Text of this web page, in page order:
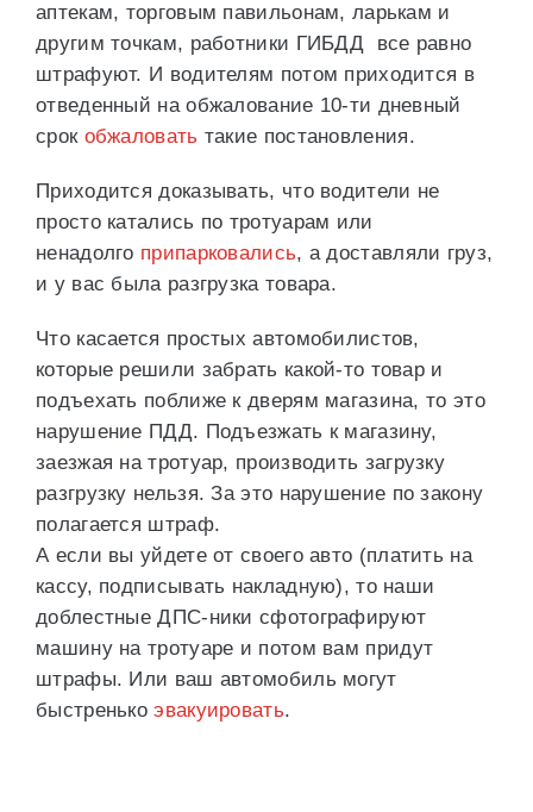
аптекам, торговым павильонам, ларькам и
другим точкам, работники ГИБДД все равно
штрафуют. И водителям потом приходится в
отведенный на обжалование 10-ти дневный
срок обжаловать такие постановления.
Приходится доказывать, что водители не
просто катались по тротуарам или
ненадолго припарковались, а доставляли груз,
и у вас была разгрузка товара.
Что касается простых автомобилистов,
которые решили забрать какой-то товар и
подъехать поближе к дверям магазина, то это
нарушение ПДД. Подъезжать к магазину,
заезжая на тротуар, производить загрузку
разгрузку нельзя. За это нарушение по закону
полагается штраф.
А если вы уйдете от своего авто (платить на
кассу, подписывать накладную), то наши
доблестные ДПС-ники сфотографируют
машину на тротуаре и потом вам придут
штрафы. Или ваш автомобиль могут
быстренькоэвакуировать.